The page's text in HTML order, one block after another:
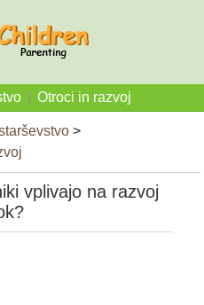
Otroci in razvoj
>
vplivajo na razvoj